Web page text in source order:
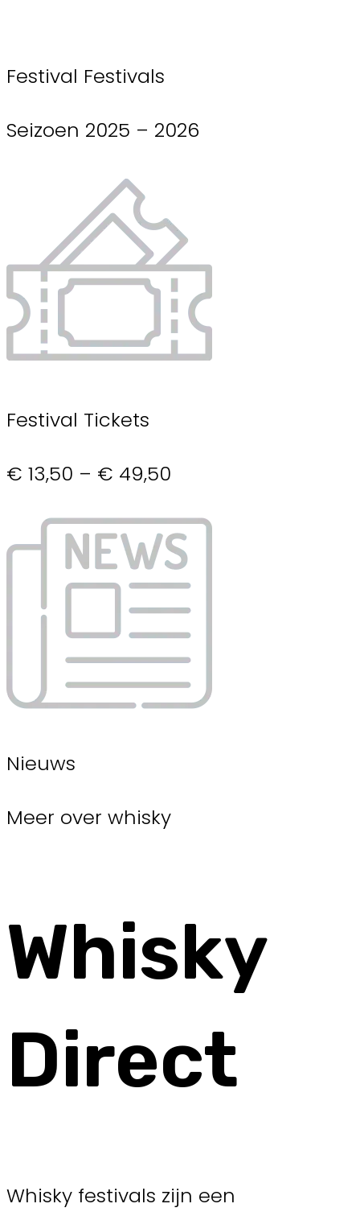
Festival Festivals
Seizoen 2025 – 2026
Festival Tickets
€ 13,50 – € 49,50
Nieuws
Meer over whisky
Whisky
Direct
Whisky festivals zijn een